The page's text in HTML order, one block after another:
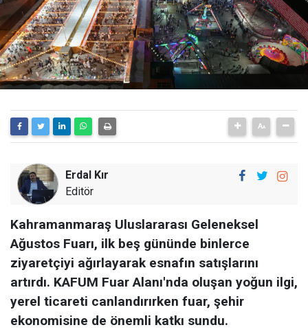
Erdal Kır
Editör
Kahramanmaraş Uluslararası Geleneksel
Ağustos Fuarı, ilk beş gününde binlerce
ziyaretçiyi ağırlayarak esnafın satışlarını
artırdı. KAFUM Fuar Alanı'nda oluşan yoğun ilgi,
yerel ticareti canlandırırken fuar, şehir
ekonomisine de önemli katkı sundu.